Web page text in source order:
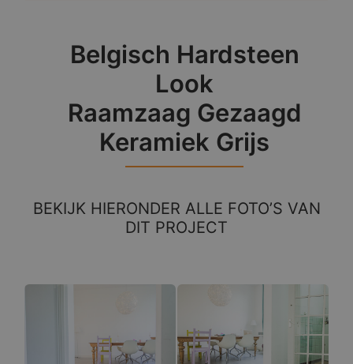
Belgisch Hardsteen
Look
Raamzaag Gezaagd
Keramiek Grijs
BEKIJK HIERONDER ALLE FOTO’S VAN
DIT PROJECT